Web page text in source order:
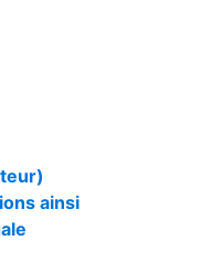
ainsi